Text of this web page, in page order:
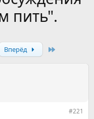
пить".
Вперёд
#221